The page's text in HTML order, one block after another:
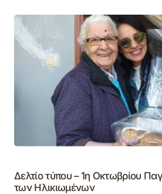
Δελτίο τύπου – 1η Οκτωβρίου
των Ηλικιωμένων